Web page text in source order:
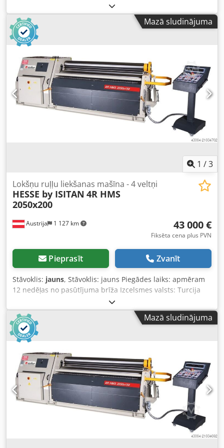
16 600 € Līzinga likme: 318,72 €/mēnesī Saliekšanas
garums: 2050 mm Maks. saliekšanas jauda - konstrukciju
tēraudam: 4 mm Augšējā veltņa diametrs: 140 mm Motora
jauda: 2,2 kW Garums: 3200 mm Platums: 750 mm
Augstums: 1000 mm Svars: 1650 kg 3 veltņi Asimetrisks
veltņu izkārtojums – ar iepriekšiešanu 2 piedzenamie veltņi
ar bremžu motoru Dedpfx Alsynmv Tsrjck Manuāla sānu
veltņu ustawīšana Augšējais veltnis izkustināms uz priekšu
Virs-/atpakaļgaita Konisku formēšana, slīpi nostādot
aizmugurējos veltņus Mobilais vadības pults OPCIJAS
(CENAS PIEPRASOT): Rūdīti veltņi Motorizēta sānu veltņu
ustawīšana Digitālais sānu veltņu pozīcijas indikators
Mazā sludinājuma
1 /3
Austrija 1 127 km
Lokšņu ruļļu liekšanas mašīna - 4 veltņi
HESSE by ISITAN 4R HMS
2050x200
43 000 €
Fiksēta cena plus PVN
Pieprasīt Zvanīt
Stāvoklis: jauns, Stāvoklis: jauns Piegādes laiks: apmēram
12 nedēļas no pasūtījuma brīža Izcelsmes valsts: Turcija
Cena: 43 000 € Līzinga maksājums: 821,3 € Liekšanas
garums: 2050 mm Maks. liekšanas kapacitāte
(konstruktīvais tērauds): 10 mm Maks. loksnes biezums bez
papildus liekšanas (konstruktīvais tērauds): 10 mm Maks.
loksnes biezums ar papildus liekšanu (konstruktīvais
tērauds): 8 mm Maks. loksnes biezums bez papildus
liekšanas, ja D=5x augšējais veltnis: 10 mm Dcodpfjyb S
Arjx Alrek Maks. loksnes biezums bez papildus liekšanas,
ja D=1,5x augšējais veltnis: 8 mm Maks. loksnes biezums ar
papildus liekšanu, ja D=5x augšējais veltnis: 8 mm Maks.
loksnes biezums ar papildus liekšanu, ja D=1,5x augšējais
veltnis: 6 mm Augšējā veltņa diametrs: 200 mm Apakšējā
veltņa diametrs: 200 mm Sānu veltņa diametrs: 180 mm
Veltņu ruļļa ātrums: 6 m/min Garums: 3850 mm Platums:
Mazā sludinājuma